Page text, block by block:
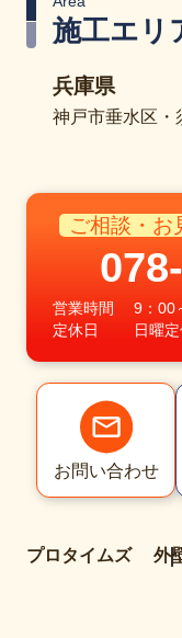
施工エリ
兵庫県
神戸市垂水区・
ご相談・お
営業時間
9：00
定休日
日曜
お問い合わせ
プロタイムズ 外